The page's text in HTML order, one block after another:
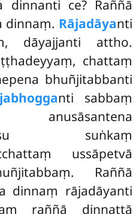
dinnanti ce? Raññā
dinnaṃ. Rājadāyanti
dāyajjanti attho.
chattaṃ
bhuñjitabbanti
nti sabbaṃ
suṅkaṃ
ussāpetvā
Raññā
dinnaṃ rājadāyanti
raññā dinnattā